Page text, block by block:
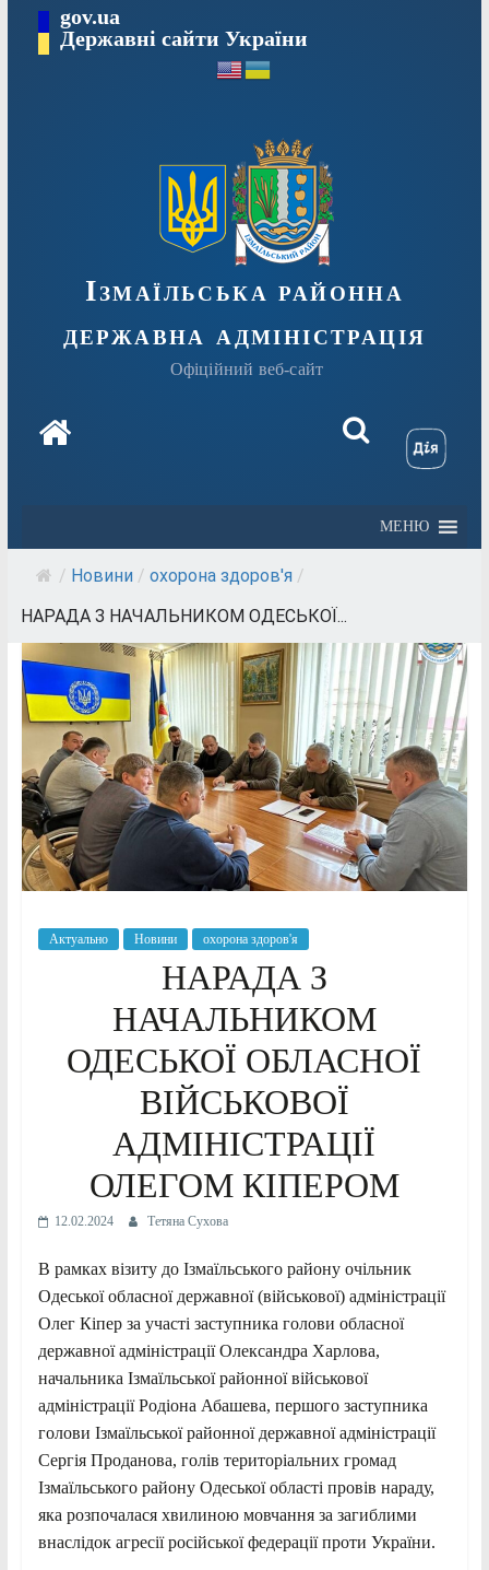
вмісту
gov.ua
Державні сайти України
Ізмаїльська районна
державна адміністрація
Офіційний веб-сайт
МЕНЮ
/ Новини / охорона здоров'я /
НАРАДА З НАЧАЛЬНИКОМ ОДЕСЬКОЇ...
Актуально Новини охорона здоров'я
НАРАДА З
НАЧАЛЬНИКОМ
ОДЕСЬКОЇ ОБЛАСНОЇ
ВІЙСЬКОВОЇ
АДМІНІСТРАЦІЇ
ОЛЕГОМ КІПЕРОМ
12.02.2024 Тетяна Сухова
В рамках візиту до Ізмаїльського району очільник
Одеської обласної державної (військової) адміністрації
Олег Кіпер за участі заступника голови обласної
державної адміністрації Олександра Харлова,
начальника Ізмаїльської районної військової
адміністрації Родіона Абашева, першого заступника
голови Ізмаїльської районної державної адміністрації
Сергія Проданова, голів територіальних громад
Ізмаїльського району Одеської області провів нараду,
яка розпочалася хвилиною мовчання за загиблими
внаслідок агресії російської федерації проти України.